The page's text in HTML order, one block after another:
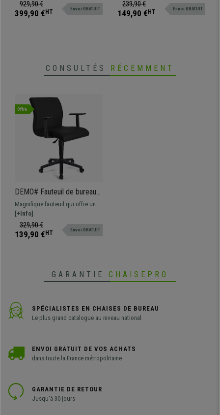
Marron
ajustable, support lombaire et
accoudoirs réglables en hauteur.
929,90 €
399,90 € HT Envoi GRATUIT
Noir
un soutien lombaire, un
mécanisme synchrone et des
239,90 €
149,90 € HT Envoi GRATUIT
CONSULTÉS RÉCEMMENT
Offre
DEMO# Fauteuil de bureau
ANIBAL BASE CUIR,
Accoudoirs Ajustables, Noir
Magnifique fauteuil qui offre un
grand confort au quotidien à un
prix imbattable. Disponible en
différentes couleurs et finitions.
[+Info]
329,90 €
139,90 € HT Envoi GRATUIT
GARANTIE CHAISEPRO
SPÉCIALISTES EN CHAISES DE BUREAU
Le plus grand catalogue au niveau national
ENVOI GRATUIT DE VOS ACHATS
dans toute la France métropolitaine
GARANTIE DE RETOUR
Jusqu'à 30 jours